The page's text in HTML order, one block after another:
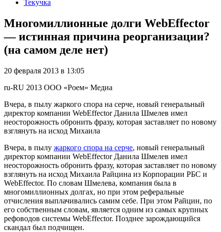
Текучка
Многомиллионные долги WebEffector
— истинная причина реорганизации?
(на самом деле нет)
20 февраля 2013 в 13:05
ru-RU 2013 ООО «Роем» Медиа
Вчера, в пылу жаркого спора на серче, новый генеральный
директор компании WebEffector Данила Шмелев имел
неосторожность обронить фразу, которая заставляет по новому
взглянуть на исход Михаила
Вчера, в пылу жаркого спора на серче, новый генеральный
директор компании WebEffector Данила Шмелев имел
неосторожность обронить фразу, которая заставляет по новому
взглянуть на исход Михаила Райцина из Корпорации РБС и
WebEffector. По словам Шмелева, компания была в
многомиллионных долгах, но при этом реферальные
отчисления выплачивались самим себе. При этом Райцин, по
его собственным словам, является одним из самых крупных
рефоводов системы WebEffector. Позднее зарождающийся
скандал был подчищен.